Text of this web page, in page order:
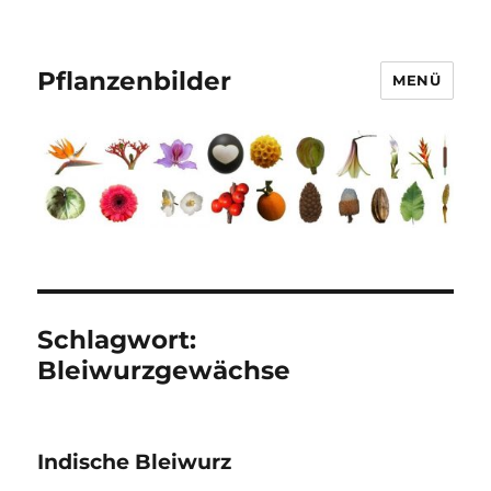
Pflanzenbilder MENÜ
Schlagwort:
Bleiwurzgewächse
Indische Bleiwurz